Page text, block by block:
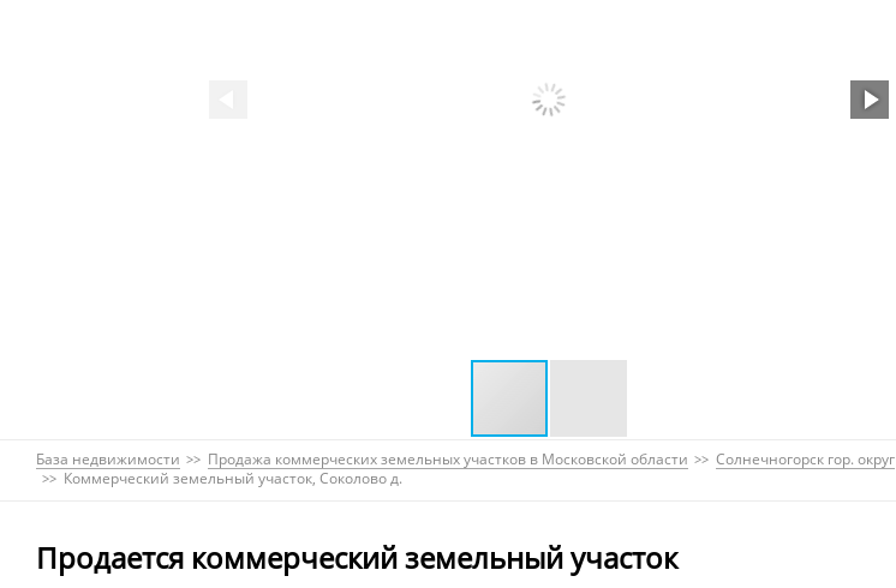
База недвижимости Продажа коммерческих земельных участков в Московской области Солнечногорск гор. округ
Коммерческий земельный участок, Соколово д.
Продается коммерческий земельный участок